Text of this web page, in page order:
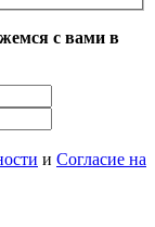
с вами в
и Согласие на